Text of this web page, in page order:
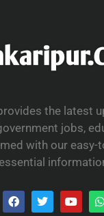
the latest
jobs,
with our easy-